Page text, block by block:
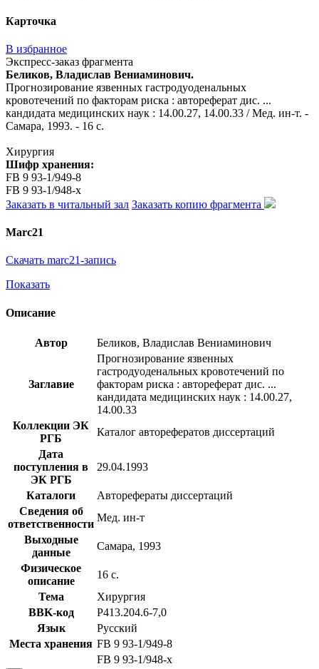
Карточка
В избранное
Экспресс-заказ фрагмента
Беликов, Владислав Вениаминович.
Прогнозирование язвенных гастродуоденальных
кровотечений по факторам риска : автореферат дис. ...
кандидата медицинских наук : 14.00.27, 14.00.33 / Мед. ин-т. -
Самара, 1993. - 16 с.
Хирургия
Шифр хранения:
FB 9 93-1/949-8
FB 9 93-1/948-x
Заказать в читальный зал Заказать копию фрагмента
Marc21
Скачать marc21-запись
Показать
Описание
Автор Беликов, Владислав Вениаминович
Заглавие
Прогнозирование язвенных
гастродуоденальных кровотечений по
факторам риска : автореферат дис. ...
кандидата медицинских наук : 14.00.27,
14.00.33
Коллекции ЭК
РГБ
Каталог авторефератов диссертаций
Дата
поступления в
ЭК РГБ
29.04.1993
Каталоги
Авторефераты диссертаций
Сведения об
ответственности
Мед. ин-т
Выходные
данные
Самара, 1993
Физическое
описание
16 с.
Тема
Хирургия
BBK-код
Р413.204.6-7,0
Язык
Русский
Места хранения FB 9 93-1/949-8
FB 9 93-1/948-x